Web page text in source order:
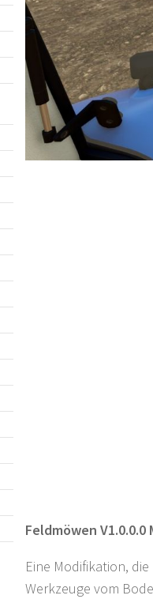
Feldmöwen V1.0.0.0
Eine Modifikation,
Werkzeuge vom